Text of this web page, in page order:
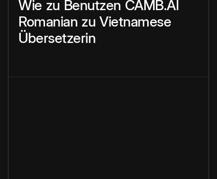
Wie zu Benutzen CAMB.AI
Romanian zu Vietnamese
Übersetzerin